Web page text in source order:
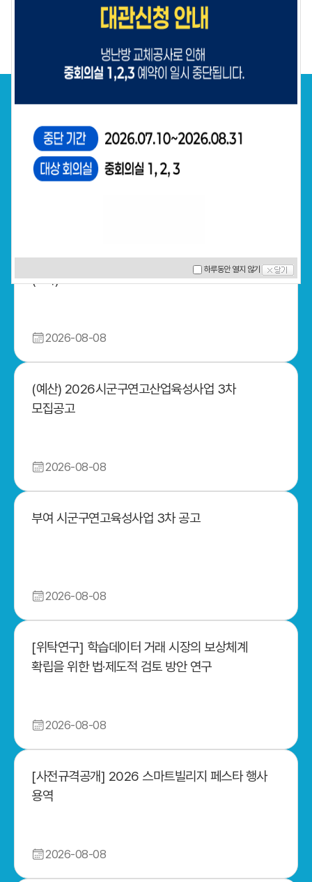
하루동안 열지 않기
1/ 1
지원사업
전체천안과학산업진흥원 충청남도 지원사업
2026년 소기업형 스마트공장 구축 지원사업 공고
(3차)
2026-08-08
(예산) 2026시군구연고산업육성사업 3차
모집공고
2026-08-08
부여 시군구연고육성사업 3차 공고
2026-08-08
[위탁연구] 학습데이터 거래 시장의 보상체계
확립을 위한 법·제도적 검토 방안 연구
2026-08-08
[사전규격공개] 2026 스마트빌리지 페스타 행사
용역
2026-08-08